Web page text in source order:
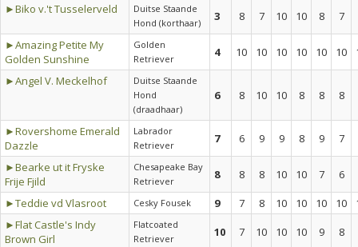
►Biko v.'t Tusselerveld
Duitse Staande
Hond (korthaar)
3 8 7 10 10 8
7
►Amazing Petite My
Golden Sunshine
Golden
Retriever
4 10 10 10 10 10 10
►Angel V. Meckelhof
Duitse Staande
Hond
(draadhaar)
6 8 10 10 8 8 8
►Rovershome Emerald
Dazzle
Labrador
Retriever
7 6 9 9 8 9
7
►Bearke ut it Fryske
Frije Fjild
Chesapeake Bay
Retriever
8 8 8 10 10 7
6
►Teddie vd Vlasroot
Cesky Fousek 9 7 8 10 10 10 10
►Flat Castle's Indy
Brown Girl
Flatcoated
Retriever
10 7 10 10 10 9
8